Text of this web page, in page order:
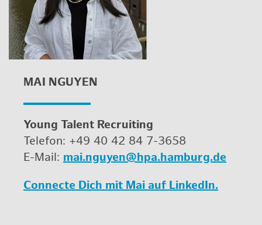
MAI NGUY­EN
Young Ta­lent Re­cruit­ing
Te­le­fon: +49 40 42 84 7-3658
E-Mail: mai.​nguyen@​hpa.​hamburg.​de
Con­nec­te Dich mit Mai auf Lin­ke­dIn.